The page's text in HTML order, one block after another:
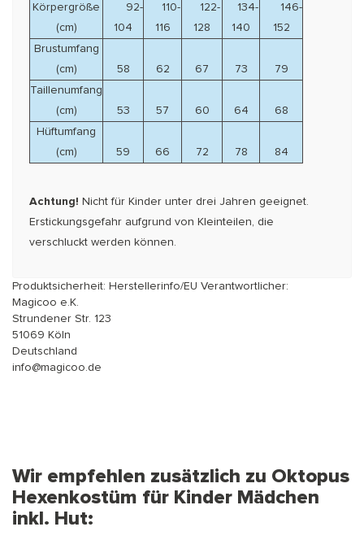
Körpergröße
(cm)
92-
104
110-
116
122-
128
134-
140
146-
152
Brustumfang
(cm)
58 62 67 73
79
Taillenumfang
(cm)
53 57 60 64
68
Hüftumfang
(cm)
59 66 72 78 84
Achtung! Nicht für Kinder unter drei Jahren geeignet.
Erstickungsgefahr aufgrund von Kleinteilen, die
verschluckt werden können.
Produktsicherheit: Herstellerinfo/EU Verantwortlicher:
Magicoo e.K.
Strundener Str. 123
51069 Köln
Deutschland
info@magicoo.de
Wir empfehlen zusätzlich zu Oktopus
Hexenkostüm für Kinder Mädchen
inkl. Hut: